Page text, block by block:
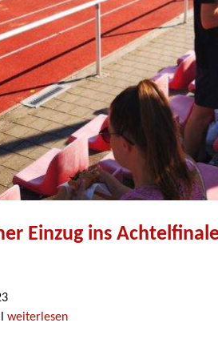
Einzug ins
weiterlesen